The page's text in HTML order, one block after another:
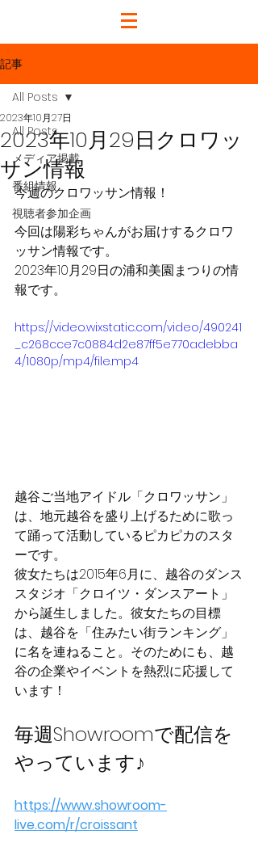
記事
All Posts
メディア掲載
番組情報
視聴者参加企画
All Posts
2023年10月29日クロワッ
サン情報
2023年10月27日
今週のクロワッサン情報！
今回は陽彩ちゃんがお届けするクロワ
ッサン情報です。
2023年10月29日の浦和美園まつりの情
報です。
https://video.wixstatic.com/video/490241
_c268cce7c0884d2e87ff5e770adebba
4/1080p/mp4/file.mp4
越谷ご当地アイドル「クロワッサン」
は、地元越谷を盛り上げるために歌っ
て踊って活動しているピカピカのスタ
ーです。
彼女たちは2015年6月に、越谷のダンス
スタジオ「クロイツ・ダンスアート」
から誕生しました。彼女たちの目標
は、越谷を「住みたい街ランキング」
に名を連ねること。そのためにも、越
谷の企業やイベントを熱烈に応援して
います！
毎週Showroomで配信を
やっています♪
https://www.showroom-
live.com/r/croissant